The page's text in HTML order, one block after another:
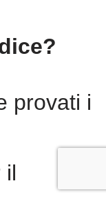
provati i
il